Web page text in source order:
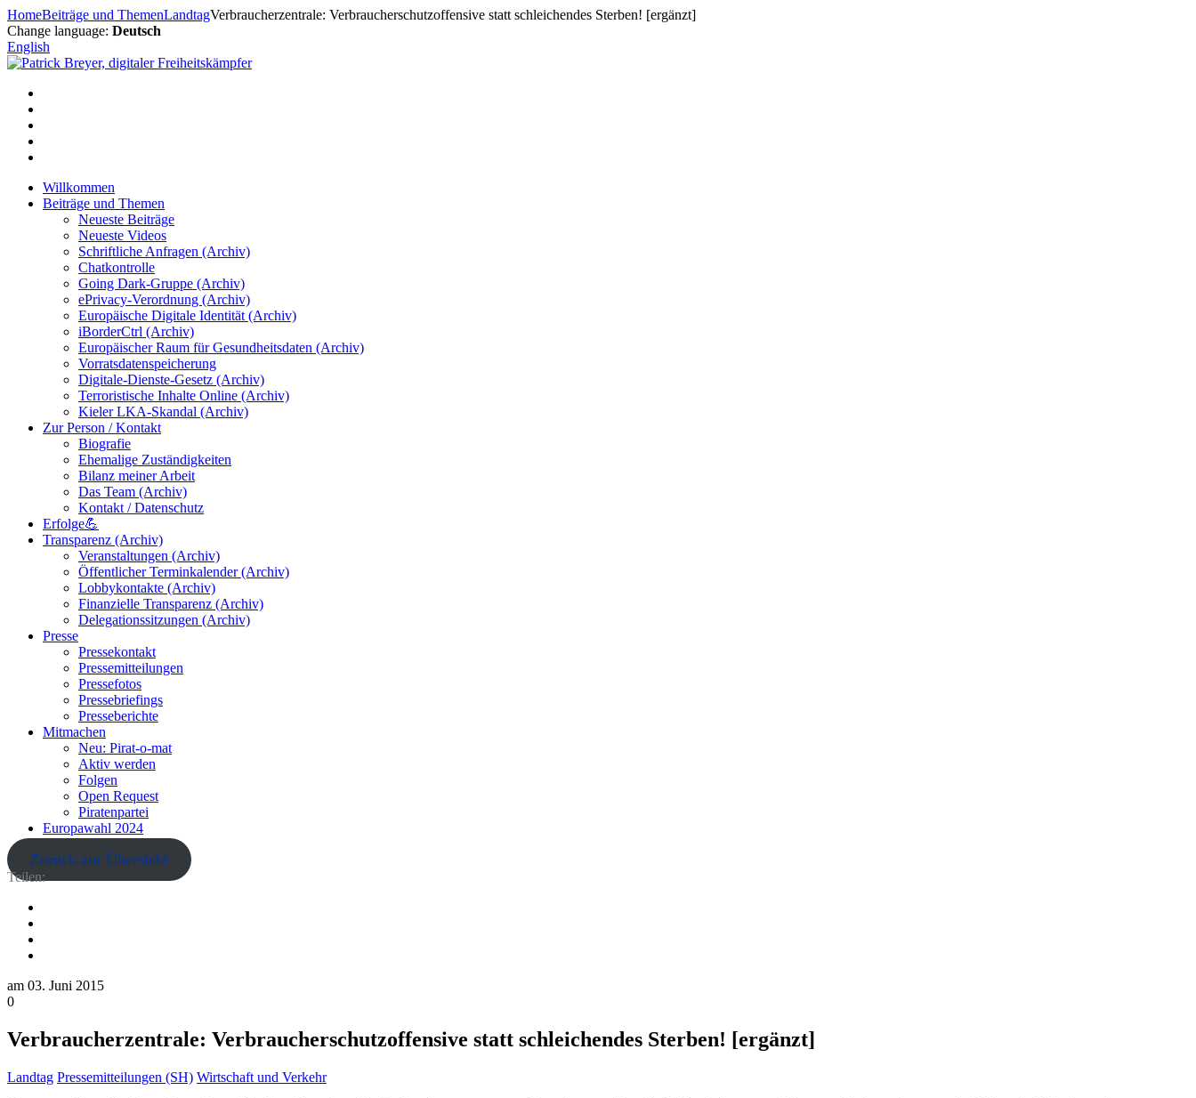
Zum
Inhalt
springen
HomeBeiträge und ThemenLandtagVerbraucherzentrale: Verbraucherschutzoffensive statt schleichendes Sterben! [ergänzt]
Change language: Deutsch
English
Willkommen
Beiträge und Themen
Neueste Beiträge
Neueste Videos
Schriftliche Anfragen (Archiv)
Chatkontrolle
Going Dark-Gruppe (Archiv)
ePrivacy-Verordnung (Archiv)
Europäische Digitale Identität (Archiv)
iBorderCtrl (Archiv)
Europäischer Raum für Gesundheitsdaten (Archiv)
Vorratsdatenspeicherung
Digitale-Dienste-Gesetz (Archiv)
Terroristische Inhalte Online (Archiv)
Kieler LKA-Skandal (Archiv)
Zur Person / Kontakt
Biografie
Ehemalige Zuständigkeiten
Bilanz meiner Arbeit
Das Team (Archiv)
Kontakt / Datenschutz
Erfolge💪
Transparenz (Archiv)
Veranstaltungen (Archiv)
Öffentlicher Terminkalender (Archiv)
Lobbykontakte (Archiv)
Finanzielle Transparenz (Archiv)
Delegationssitzungen (Archiv)
Presse
Pressekontakt
Pressemitteilungen
Pressefotos
Pressebriefings
Presseberichte
Mitmachen
Neu: Pirat-o-mat
Aktiv werden
Folgen
Open Request
Piratenpartei
Europawahl 2024
Zurück zur Übersicht
Teilen:
am 03. Juni 2015
0
Verbraucherzentrale: Verbraucherschutzoffensive statt schleichendes Sterben! [ergänzt]
Landtag Pressemitteilungen (SH) Wirtschaft und Verkehr